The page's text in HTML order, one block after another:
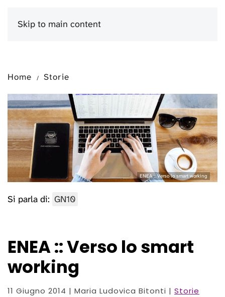
Skip to main content
Home Storie
ENEA :: Verso lo smart working
Si parla di: GN10
ENEA :: Verso lo smart
working
11 Giugno 2014 | Maria Ludovica Bitonti | Storie